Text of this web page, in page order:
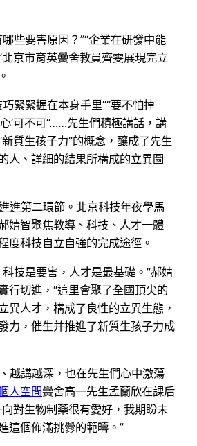
些要害原因？”“企業在研發中能
京市育英黌舍教員齊雯展現完立
緊緊握在本身手里”“要不怕掉
’可不可”……先生們積極講話，講
質生孩子力”的概念，釀成了先生
人、詳細的結果所構成的立異圖
進第二環節。北京科技年夜學馬
婧智聚焦教導、科技、人才一體
度科技自立自強的完成途徑。
技是要害，人才是最基礎。”郝婧
行切進，“這里會聚了全國頂尖的
異人才，構成了良性的立異生態，
力，催生并推進了新質生孩子力成
越講越深，也在先生們心中激蕩
人空間黌舍高一先生孟蘭欣在課后
對生物制藥很有愛好，我期盼未
這個佈滿挑釁的範疇。”